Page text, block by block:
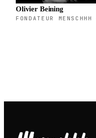
Olivier Beining
FONDATEUR